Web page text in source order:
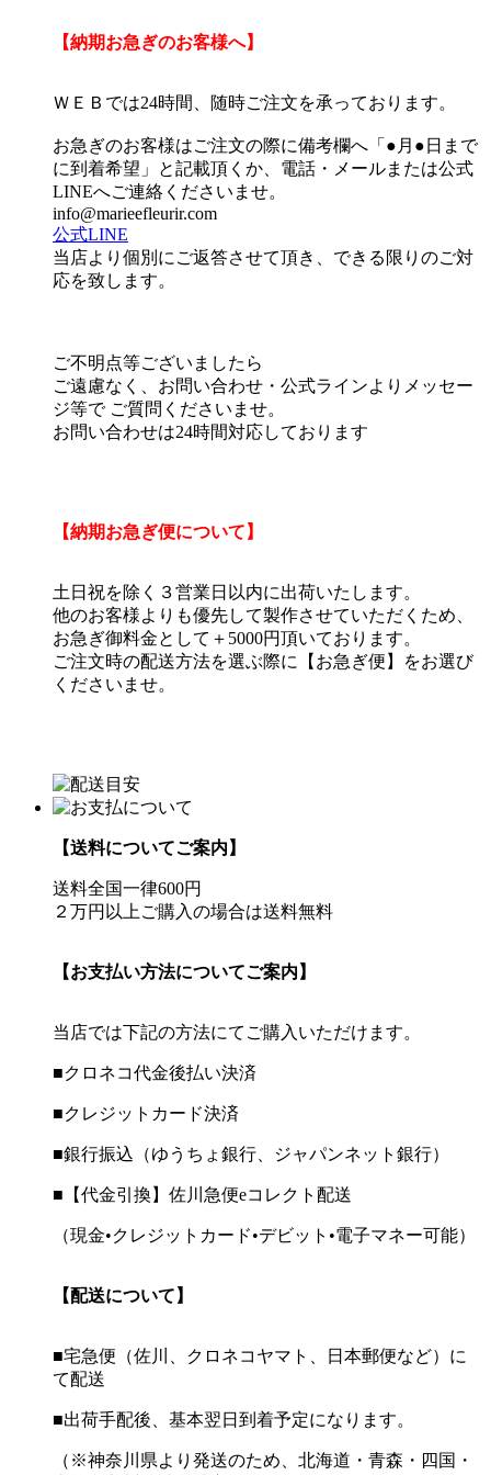
【納期お急ぎのお客様へ】
ＷＥＢでは24時間、随時ご注文を承っております。
お急ぎのお客様はご注文の際に備考欄へ「●月●日まで
に到着希望」と記載頂くか、電話・メールまたは公式
LINEへご連絡くださいませ。
info@marieefleurir.com
公式LINE
当店より個別にご返答させて頂き、できる限りのご対
応を致します。
ご不明点等ございましたら
ご遠慮なく、お問い合わせ・公式ラインよりメッセー
ジ等で ご質問くださいませ。
お問い合わせは24時間対応しております
【納期お急ぎ便について】
土日祝を除く３営業日以内に出荷いたします。
他のお客様よりも優先して製作させていただくため、
お急ぎ御料金として＋5000円頂いております。
ご注文時の配送方法を選ぶ際に【お急ぎ便】をお選び
くださいませ。
【送料についてご案内】
送料全国一律600円
２万円以上ご購入の場合は送料無料
【お支払い方法についてご案内】
当店では下記の方法にてご購入いただけます。
■クロネコ代金後払い決済
■クレジットカード決済
■銀行振込（ゆうちょ銀行、ジャパンネット銀行）
■【代金引換】佐川急便eコレクト配送
（現金•クレジットカード•デビット•電子マネー可能）
【配送について】
■宅急便（佐川、クロネコヤマト、日本郵便など）に
て配送
■出荷手配後、基本翌日到着予定になります。
（※神奈川県より発送のため、北海道・青森・四国・